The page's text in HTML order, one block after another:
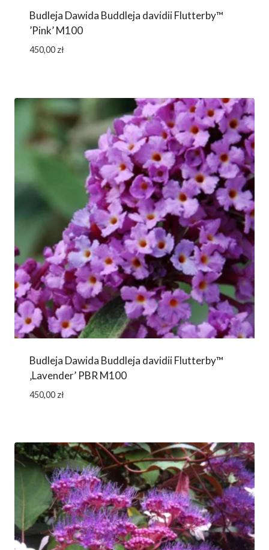
Budleja Dawida Buddleja davidii Flutterby™
’Pink’ M100
450,00 zł
Budleja Dawida Buddleja davidii Flutterby™
‚Lavender’ PBR M100
450,00 zł